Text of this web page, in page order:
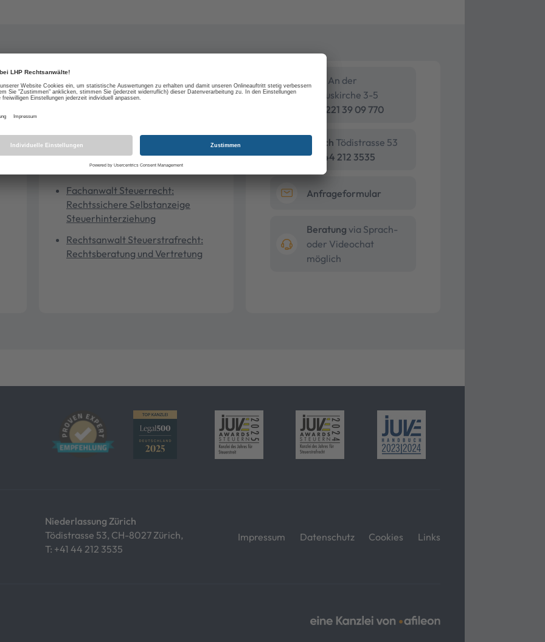
Thema
Selbstanzeige
Rechtsberatung
Fachanwalt Steuerrecht:
Rechtssichere Selbstanzeige
Steuerhinterziehung
Rechtsanwalt Steuerstrafrecht:
Rechtsberatung und Vertretung
An der
Pauluskirche 3-5
+49 221 39 09 770
Zürich Tödistrasse 53
+41 44 212 3535
Anfrageformular
Beratung via Sprach-
oder Videochat
möglich
Niederlassung Zürich
Tödistrasse 53, CH-8027 Zürich,
T: +41 44 212 3535
Impressum Datenschutz Cookies Links